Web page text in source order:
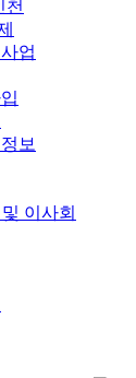
천
업
보
이사회